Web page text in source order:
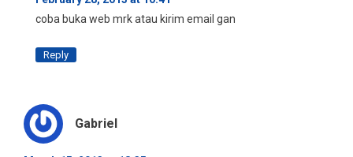
coba buka web mrk atau kirim email gan
Reply
Gabriel